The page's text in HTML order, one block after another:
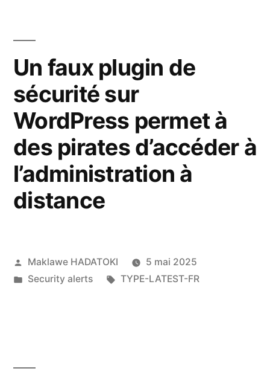
Un faux plugin de
sécurité sur
WordPress permet à
des pirates d’accéder à
l’administration à
distance
Maklawe HADATOKI
5 mai 2025
Security alerts
TYPE-LATEST-FR